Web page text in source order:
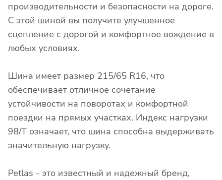
производительности и безопасности на дороге.
С этой шиной вы получите улучшенное
сцепление с дорогой и комфортное вождение в
любых условиях.
Шина имеет размер 215/65 R16, что
обеспечивает отличное сочетание
устойчивости на поворотах и комфортной
поездки на прямых участках. Индекс нагрузки
98/T означает, что шина способна выдерживать
значительную нагрузку.
Petlas - это известный и надежный бренд,